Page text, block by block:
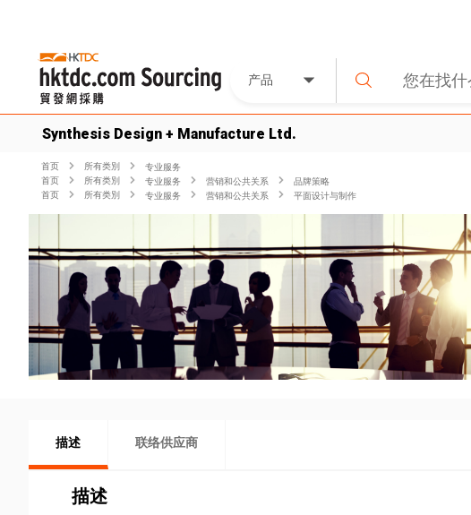
产品
Synthesis Design + Manufacture Ltd.
首页 所有类別
专业服务
首页
所有类別 专业服务 营销和公共关系
品牌策略
首页
所有类別 专业服务 营销和公共关系 平面设计与制作
描述 联络供应商
描述